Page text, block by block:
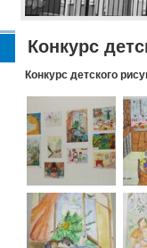
Конкурс
Конкурс детского